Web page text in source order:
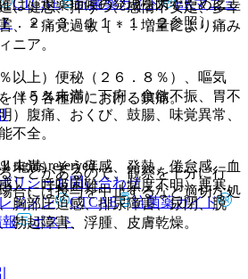
、健忘、抑うつ、感情不安定、多幸
、＊痛覚過敏［＊：増量により痛み
ニア。
以上）便秘（２６．８％）、嘔気
（５％未満）下痢、食欲不振、胃不
）腹痛、おくび、鼓腸、味覚異常、
不全。
満）そう痒感、発熱、倦怠感、血
）、呼吸困難、（頻度不明）悪寒、
胸部圧迫感、排尿障害、尿閉、脱
勃起障害、浮腫、皮膚乾燥。
は、退薬症候の発現を防ぐために
．２．３、１１．１．２参照〕。
伴う各種癌における鎮痛。
ことがあるので、観察を十分に行
合には投与を中止するなど適切な処
rights reserved.
リシーお問い合わせ
レジメン CTCAE
抗菌薬ガイド
報 ポスト